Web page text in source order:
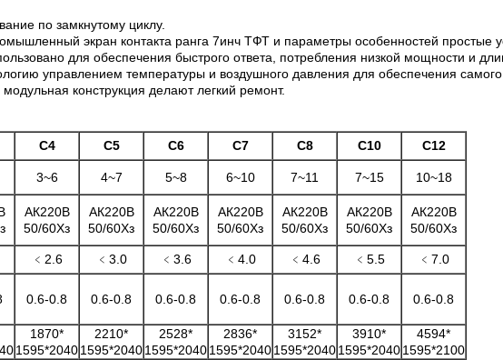
по замкнутому циклу.
экран контакта ранга 7инч ТФТ и параметры особенностей простые
для обеспечения быстрого ответа, потребления низкой мощности и
управлением температуры и воздушного давления для обеспечения
конструкция делают легкий ремонт.
С4 С5 С6 С7 С8 С10
С12
3~6 4~7 5~8 6~10 7~11 7~15
10~18
АК220В
50/60Хз
АК220В
50/60Хз
АК220В
50/60Хз
АК220В
50/60Хз
АК220В
50/60Хз
АК220В
50/60Хз
АК220В
50/60Хз
﹤2.6 ﹤3.0 ﹤3.6 ﹤4.0 ﹤4.6 ﹤5.5
﹤7.0
0.6-0.8 0.6-0.8 0.6-0.8 0.6-0.8 0.6-0.8 0.6-0.8 0.6-0.8
1870*
1595*2040
2210*
1595*2040
2528*
1595*2040
2836*
1595*2040
3152*
1595*2040
3910*
1595*2040
4594*
1595*2100